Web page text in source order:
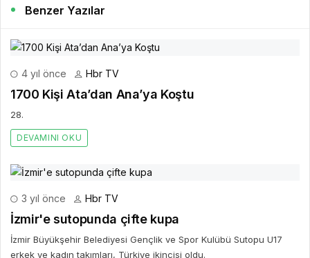
Benzer Yazılar
4 yıl önce Hbr TV
1700 Kişi Ata’dan Ana’ya Koştu
28.
DEVAMINI OKU
3 yıl önce Hbr TV
İzmir'e sutopunda çifte kupa
İzmir Büyükşehir Belediyesi Gençlik ve Spor Kulübü Sutopu U17
erkek ve kadın takımları, Türkiye ikincisi oldu.